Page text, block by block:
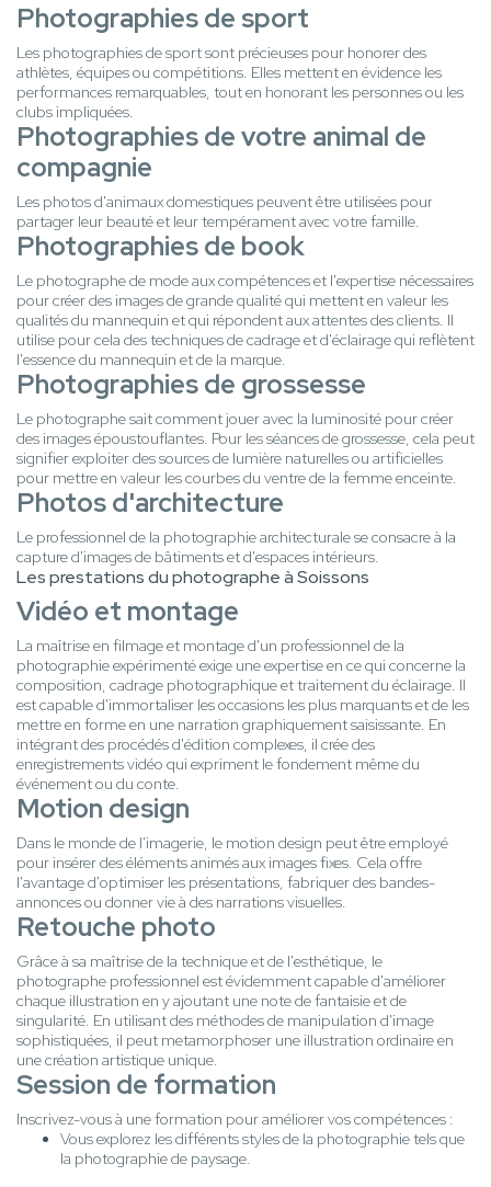
Photographies de sport
Les photographies de sport sont précieuses pour honorer des
athlètes, équipes ou compétitions. Elles mettent en évidence les
performances remarquables, tout en honorant les personnes ou les
clubs impliquées.
Photographies de votre animal de
compagnie
Les photos d'animaux domestiques peuvent être utilisées pour
partager leur beauté et leur tempérament avec votre famille.
Photographies de book
Le photographe de mode aux compétences et l'expertise nécessaires
pour créer des images de grande qualité qui mettent en valeur les
qualités du mannequin et qui répondent aux attentes des clients. Il
utilise pour cela des techniques de cadrage et d'éclairage qui reflètent
l'essence du mannequin et de la marque.
Photographies de grossesse
Le photographe sait comment jouer avec la luminosité pour créer
des images époustouflantes. Pour les séances de grossesse, cela peut
signifier exploiter des sources de lumière naturelles ou artificielles
pour mettre en valeur les courbes du ventre de la femme enceinte.
Photos d'architecture
Le professionnel de la photographie architecturale se consacre à la
capture d'images de bâtiments et d'espaces intérieurs.
Les prestations du photographe à Soissons
Vidéo et montage
La maîtrise en filmage et montage d'un professionnel de la
photographie expérimenté exige une expertise en ce qui concerne la
composition, cadrage photographique et traitement du éclairage. Il
est capable d'immortaliser les occasions les plus marquants et de les
mettre en forme en une narration graphiquement saisissante. En
intégrant des procédés d'édition complexes, il crée des
enregistrements vidéo qui expriment le fondement même du
événement ou du conte.
Motion design
Dans le monde de l'imagerie, le motion design peut être employé
pour insérer des éléments animés aux images fixes. Cela offre
l'avantage d'optimiser les présentations, fabriquer des bandes-
annonces ou donner vie à des narrations visuelles.
Retouche photo
Grâce à sa maîtrise de la technique et de l'esthétique, le
photographe professionnel est évidemment capable d'améliorer
chaque illustration en y ajoutant une note de fantaisie et de
singularité. En utilisant des méthodes de manipulation d'image
sophistiquées, il peut metamorphoser une illustration ordinaire en
une création artistique unique.
Session de formation
Inscrivez-vous à une formation pour améliorer vos compétences :
Vous explorez les différents styles de la photographie tels que
la photographie de paysage.